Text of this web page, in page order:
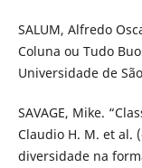
SALUM, Alfredo
Coluna ou Tudo
Universidade de
SAVAGE, Mike.
Claudio H. M. et al.
diversidade na